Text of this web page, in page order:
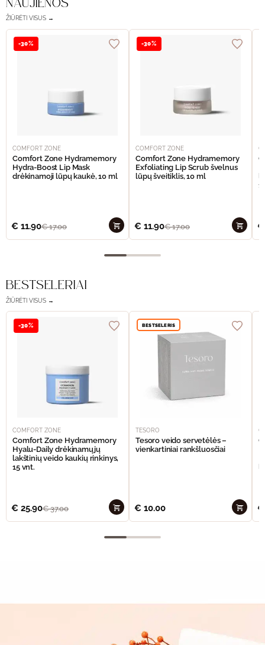
NAUJIENOS
ŽIŪRĖTI VISUS →
-30%
COMFORT ZONE
Comfort Zone Hydramemory
Hydra-Boost Lip Mask
drėkinamoji lūpų kaukė, 10 ml
€ 11.90€17.00
-30%
COMFORT ZONE
Comfort Zone Hydramemory
Exfoliating Lip Scrub švelnus
lūpų šveitiklis, 10 ml
€ 11.90€17.00 €
BESTSELERIAI
ŽIŪRĖTI VISUS →
-30%
COMFORT ZONE
Comfort Zone Hydramemory
Hyalu-Daily drėkinamųjų
lakštinių veido kaukių rinkinys,
15 vnt.
€ 25.90€37.00
BESTSELERIS
TESORO
Tesoro veido servetėlės –
vienkartiniai rankšluosčiai
€ 10.00 €